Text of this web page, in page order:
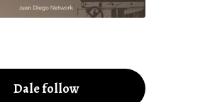
Dale follow